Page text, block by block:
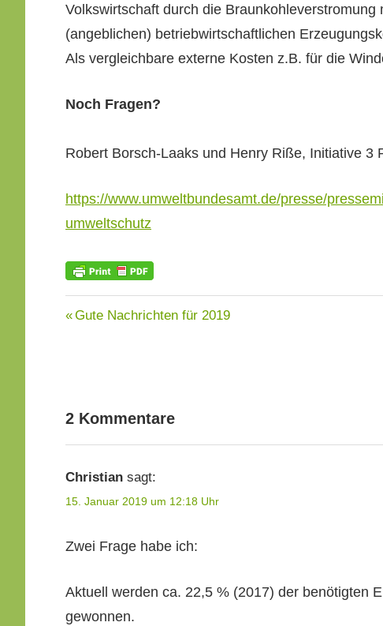
Volk­swirtschaft durch die
(ange­blichen) betrieb­wirtschaftlichen
Als ver­gle­ich­bare externe Kosten z.B. für die
Noch Fra­gen?
Robert Borsch-Laaks und Hen­ry Riße, Ini­tia­tive 3
https://www.umweltbundesamt.de/presse/
umweltschutz
KOHLE
Beitragsnavigation
Vorheriger
Gute Nachrichten für 2019
2 Kommentare
Christian sagt:
15. Januar 2019 um 12:18 Uhr
Zwei Frage habe ich:
Aktuell wer­den ca. 22,5 % (2017) der benötigten
gewonnen.